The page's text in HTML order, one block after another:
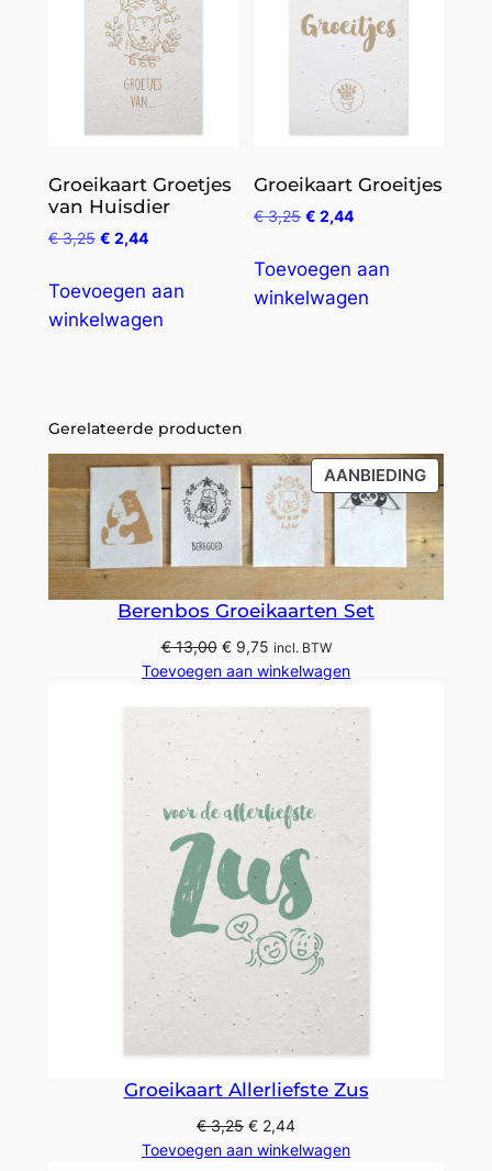
Groeikaart Groetjes
van Huisdier
€3,25 € 2,44
Toevoegen aan
winkelwagen
Groeikaart Groeitjes
€3,25 € 2,44
Toevoegen aan
winkelwagen
Gerelateerde producten
AANBIEDING
IN
DE
Berenbos Groeikaarten Set
€13,00 Oorspronkelijke
prijs
€ 13,00.
€9,75Huidige
prijs
€ 9,75.
incl. BTW
Toevoegen aan winkelwagen
Groeikaart Allerliefste Zus
€3,25 € 2,44
Toevoegen aan winkelwagen